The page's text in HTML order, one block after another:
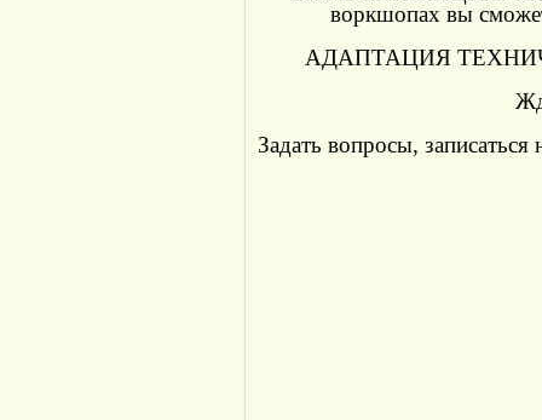
воркшопах вы
АДАПТАЦИЯ
Задать вопросы,